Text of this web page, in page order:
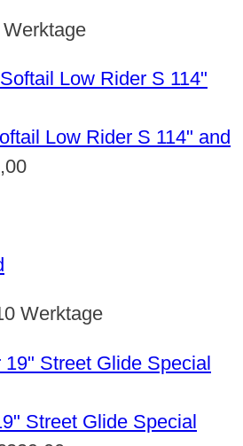
Werktage
Low Rider S 114" and
Werktage
Street Glide Special